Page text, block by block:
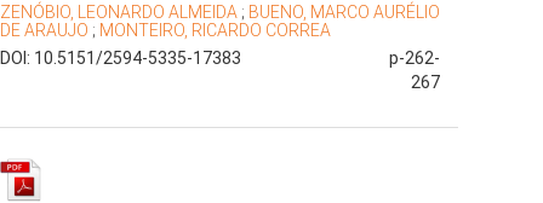
ZENÓBIO, LEONARDO ALMEIDA ; BUENO, MARCO AURÉLIO
DE ARAUJO ; MONTEIRO, RICARDO CORREA
DOI: 10.5151/2594-5335-17383
p-262-
267